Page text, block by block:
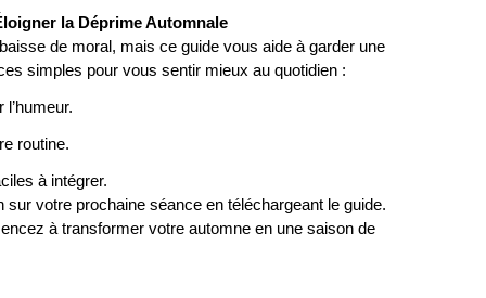
la Déprime Automnale
de moral, mais ce guide vous aide à garder une
simples pour vous sentir mieux au quotidien :
routine.
à intégrer.
sur votre prochaine séance en téléchargeant le guide.
à transformer votre automne en une saison de